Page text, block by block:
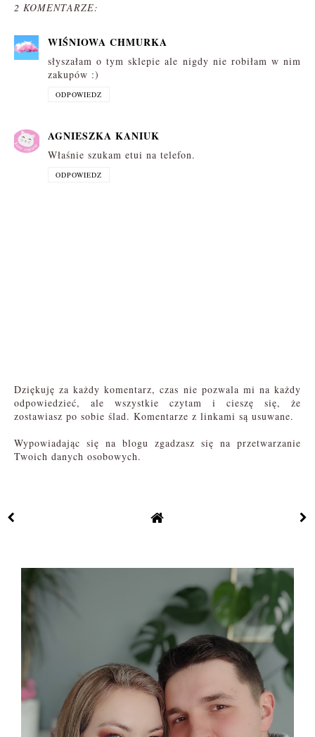
2 KOMENTARZE:
WIŚNIOWA CHMURKA
słyszałam o tym sklepie ale nigdy nie robiłam w nim
zakupów :)
ODPOWIEDZ
AGNIESZKA KANIUK
Właśnie szukam etui na telefon.
ODPOWIEDZ
Dziękuję za każdy komentarz, czas nie pozwala mi na każdy
odpowiedzieć, ale wszystkie czytam i cieszę się, że
zostawiasz po sobie ślad. Komentarze z linkami są usuwane.
Wypowiadając się na blogu zgadzasz się na przetwarzanie
Twoich danych osobowych.